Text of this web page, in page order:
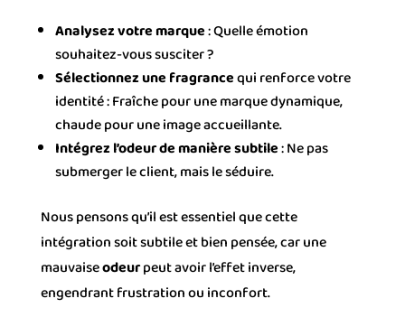
Analysez votre marque: Quelle émotion
souhaitez-vous susciter ?
Sélectionnez une fragrancequi renforce votre
identité : Fraîche pour une marque dynamique,
chaude pour une image accueillante.
Intégrez l’odeur de manière subtile: Ne pas
submerger le client, mais le séduire.
Nous pensons qu’il est essentiel que cette
intégration soit subtile et bien pensée, car une
mauvaiseodeurpeut avoir l’effet inverse,
engendrant frustration ou inconfort.